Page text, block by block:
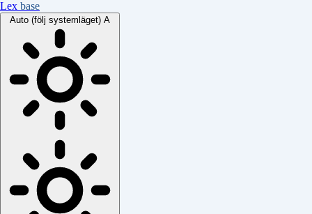
Lex base
Auto (följ systemläget) A